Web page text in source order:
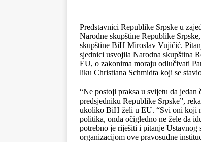
Predstavnici Republike Srpske u
Narodne skupštine Republike
skupštine BiH Miroslav Vujičić.
sjednici usvojila Narodna skupština
EU, o zakonima moraju odlučivati
liku Christiana Schmidta koji se
“Ne postoji praksa u svijetu da
predsjedniku Republike Srpske”,
ukoliko BiH želi u EU. “Svi oni koji
politika, onda očigledno ne žele da
potrebno je riješiti i pitanje
organizacijom ove pravosudne